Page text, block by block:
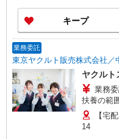
りなし！
キープ
業務委託
東京ヤクルト販売株式会社／
ヤクルト
業務
扶養の範
応相談 ※
間） ◆月
【宅
14